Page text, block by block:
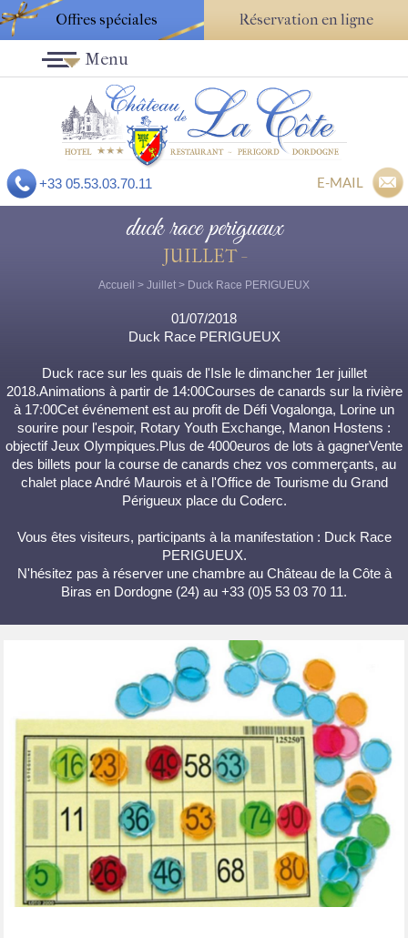
Offres spéciales Réservation en ligne
+33 05.53.03.70.11 E-MAIL
Menu
duck race perigueux
JUILLET -
Accueil > Juillet > Duck Race PERIGUEUX
01/07/2018
Duck Race PERIGUEUX
Duck race sur les quais de l'Isle le dimancher 1er juillet
2018.Animations à partir de 14:00Courses de canards sur la rivière
à 17:00Cet événement est au profit de Défi Vogalonga, Lorine un
sourire pour l'espoir, Rotary Youth Exchange, Manon Hostens :
objectif Jeux Olympiques.Plus de 4000euros de lots à gagnerVente
des billets pour la course de canards chez vos commerçants, au
chalet place André Maurois et à l'Office de Tourisme du Grand
Périgueux place du Coderc.
Vous êtes visiteurs, participants à la manifestation : Duck Race
PERIGUEUX.
N'hésitez pas à réserver une chambre au Château de la Côte à
Biras en Dordogne (24) au +33 (0)5 53 03 70 11.